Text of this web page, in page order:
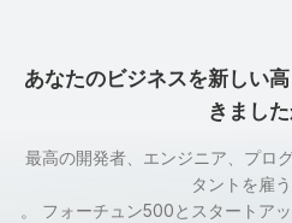
あなたのビジネスを新しい
きました
最高の開発者、エンジニア、プロ
タントを雇
。 フォーチュン500とスタートア